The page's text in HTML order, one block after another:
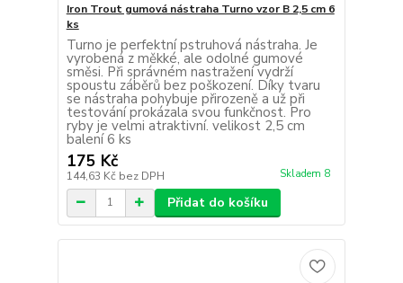
Iron Trout gumová nástraha Turno vzor B 2,5 cm 6
ks
Turno je perfektní pstruhová nástraha. Je
vyrobená z měkké, ale odolné gumové
směsi. Při správném nastražení vydrží
spoustu záběrů bez poškození. Díky tvaru
se nástraha pohybuje přirozeně a už při
testování prokázala svou funkčnost. Pro
ryby je velmi atraktivní. velikost 2,5 cm
balení 6 ks
175 Kč
144,63 Kč bez DPH Skladem 8
Přidat do košíku